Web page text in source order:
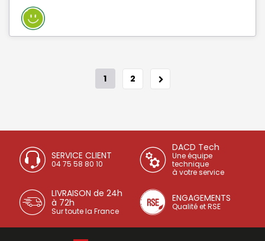
1 2
SERVICE CLIENT
04 75 58 80 10
DACD Tech
Une équipe
technique
à votre service
LIVRAISON de 24h
à 72h
Sur toute la France
ENGAGEMENTS
Qualité et RSE